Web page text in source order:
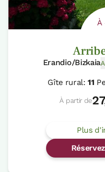
À
Erandio/Bizkaia
Gîte rural:11
À partir de
Plus